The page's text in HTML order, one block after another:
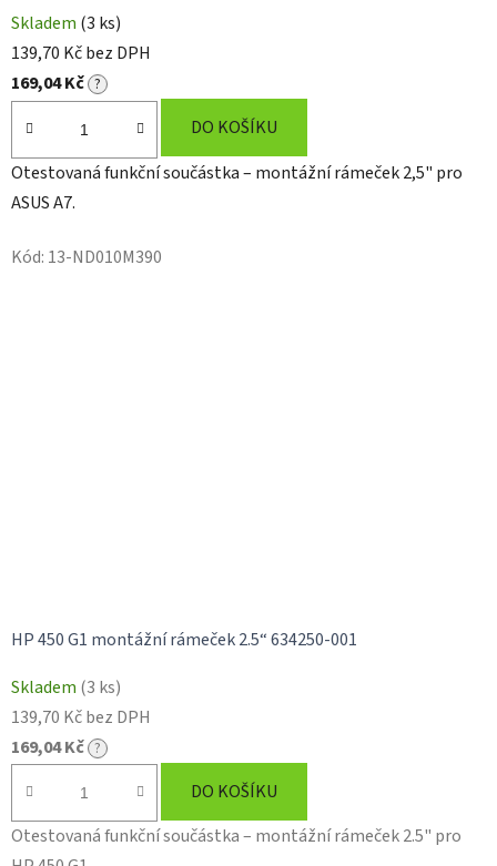
Skladem (3 ks)
139,70 Kč bez DPH
169,04 Kč ?
DO KOŠÍKU
Otestovaná funkční součástka – montážní rámeček 2,5" pro
ASUS A7.
Kód: 13-ND010M390
HP 450 G1 montážní rámeček 2.5“ 634250-001
Skladem (3 ks)
139,70 Kč bez DPH
169,04 Kč ?
DO KOŠÍKU
Otestovaná funkční součástka – montážní rámeček 2.5" pro